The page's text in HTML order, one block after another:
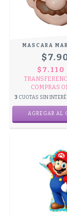
MASCARA
$7.110
COMPRAS
3 CUOTAS SIN